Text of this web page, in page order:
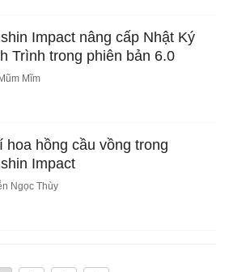
Impact nâng cấp Nhật Ký
Trình trong phiên bản 6.0
Mĩm
hoa hồng cầu vồng trong
Impact
Ngọc Thùy